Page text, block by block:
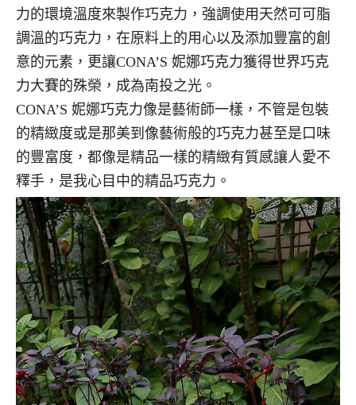
力的環境溫度來製作巧克力，強調使用天然可可脂
調溫的巧克力，在原料上的用心以及添加豐富的創
意的元素，更讓CONA’S 妮娜巧克力獲得世界巧克
力大賽的殊榮，成為南投之光。
CONA’S 妮娜巧克力像是藝術師一樣，不管是包裝
的精緻度或是那美到像藝術般的巧克力甚至是口味
的豐富度，都像是精品一樣的精緻有質感讓人愛不
釋手，是我心目中的精品巧克力。